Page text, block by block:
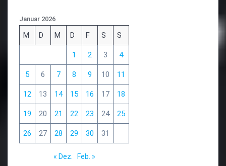
Januar 2026
M D M D F S S
1 2 3 4
5 6 7 8 9 10 11
12 13 14 15 16 17 18
19 20 21 22 23 24 25
26 27 28 29 30 31
« Dez. Feb. »